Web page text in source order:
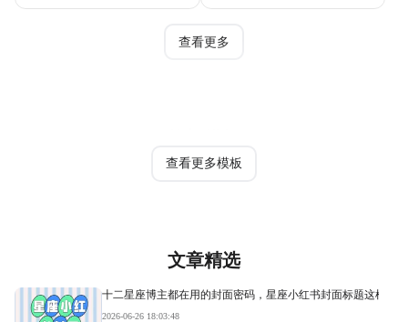
查看更多
查看更多模板
文章精选
十二星座博主都在用的封面密码，星座小红书封面标题这样写
2026-06-26 18:03:48